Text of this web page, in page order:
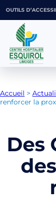
OUTILS
Accueil >
renforcer la
Des